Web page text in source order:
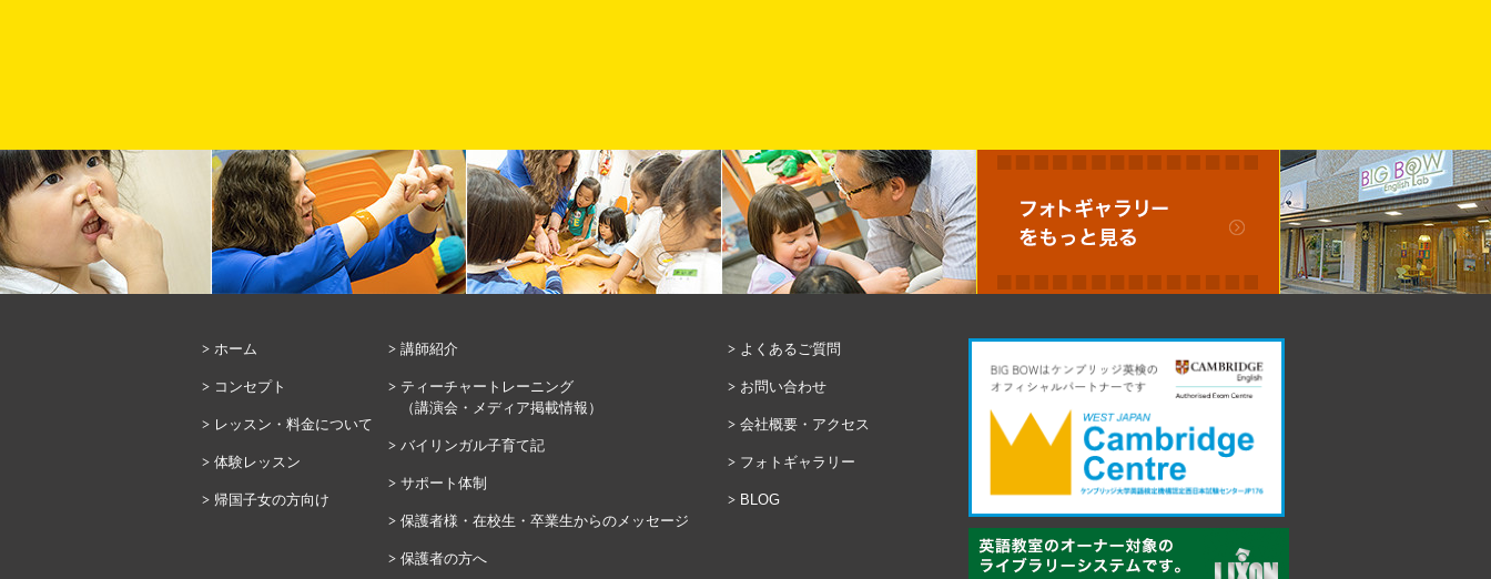
ホーム
コンセプト
レッスン・料金について
体験レッスン
帰国子女の方向け
講師紹介
ティーチャートレーニング
（講演会・メディア掲載情報）
バイリンガル子育て記
サポート体制
保護者様・在校生・卒業生からのメッセージ
保護者の方へ
よくあるご質問
お問い合わせ
会社概要・アクセス
フォトギャラリー
BLOG